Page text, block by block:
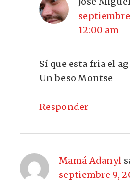
septiembre
12:00 am
Sí que esta fria el
Un beso Montse
Responder
Mamá Adanyl
septiembre 9,